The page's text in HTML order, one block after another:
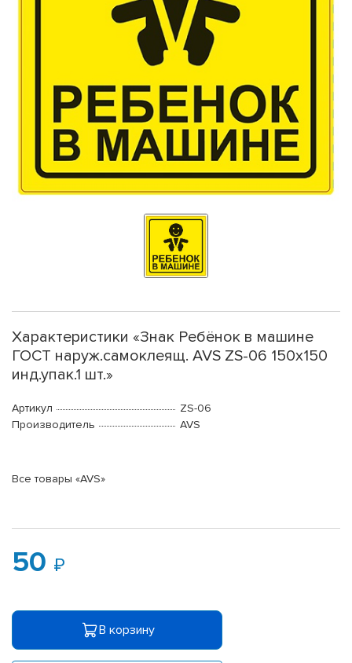
Характеристики «Знак Ребёнок в машине
ГОСТ наруж.самоклеящ. AVS ZS-06 150x150
инд.упак.1 шт.»
Артикул
ZS-06
Производитель
AVS
Все товары «AVS»
50
В корзину